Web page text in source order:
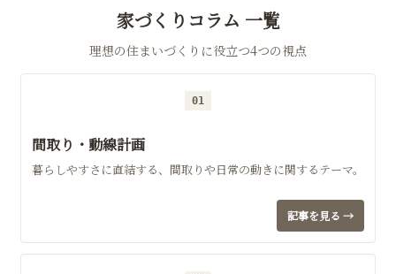
家づくりコラム 一覧
理想の住まいづくりに役立つ4つの視点
01
間取り・動線計画
暮らしやすさに直結する、間取りや日常の動きに関するテーマ。
記事を見る →